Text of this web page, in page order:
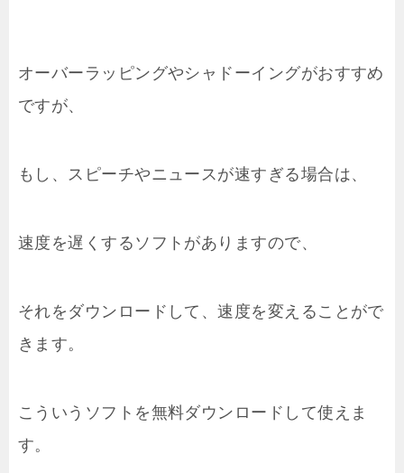
オーバーラッピングやシャドーイングがおすすめ
ですが、
もし、スピーチやニュースが速すぎる場合は、
速度を遅くするソフトがありますので、
それをダウンロードして、速度を変えることがで
きます。
こういうソフトを無料ダウンロードして使えま
す。